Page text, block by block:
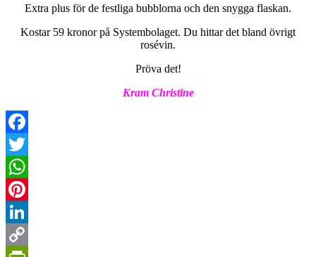
Extra plus för de festliga bubblorna och den snygga flaskan.
Kostar 59 kronor på Systembolaget. Du hittar det bland övrigt
rosévin.
Pröva det!
Kram Christine
Facebook
Twitter
WhatsApp
Pinterest
LinkedIn